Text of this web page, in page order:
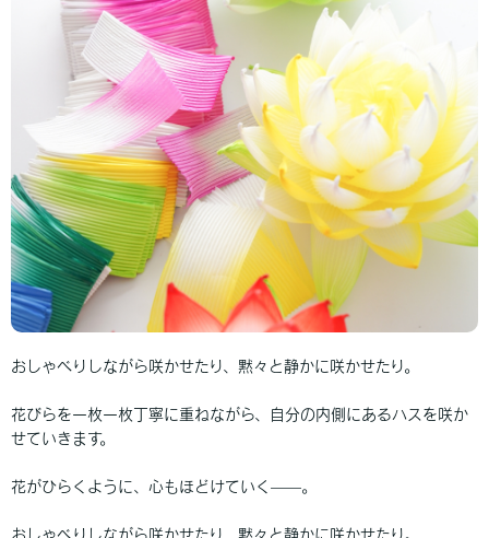
おしゃべりしながら咲かせたり、黙々と静かに咲かせたり。
花びらを一枚一枚丁寧に重ねながら、自分の内側にあるハスを咲か
せていきます。
花がひらくように、心もほどけていく——。
おしゃべりしながら咲かせたり、黙々と静かに咲かせたり。